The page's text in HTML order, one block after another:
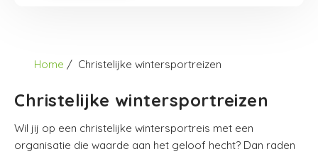
Home Christelijke wintersportreizen
Christelijke wintersportreizen
Wil jij op een christelijke wintersportreis met een
organisatie die waarde aan het geloof hecht? Dan raden